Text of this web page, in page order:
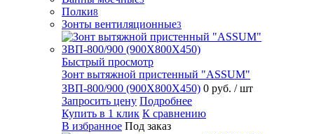
Полки8
Зонты вентиляционные3
Быстрый просмотр
Зонт вытяжной пристенный "ASSUM"
ЗВП-800/900 (900Х800Х450) 0 руб. / шт
Запросить цену Подробнее
Купить в 1 клик К сравнению
В избранное Под заказ